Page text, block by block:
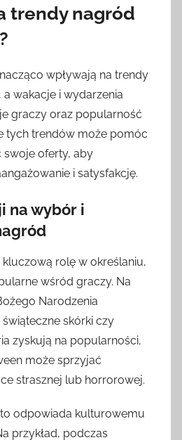
trendy nagród
wpływają na trendy
wakacje i wydarzenia
graczy oraz popularność
tych trendów może pomóc
oferty, aby
i satysfakcję.
na wybór i
rolę w określaniu,
wśród graczy. Na
Narodzenia
skórki czy
zyskują na popularności,
może sprzyjać
strasznej lub horrorowej.
odpowiada kulturowemu
przykład, podczas